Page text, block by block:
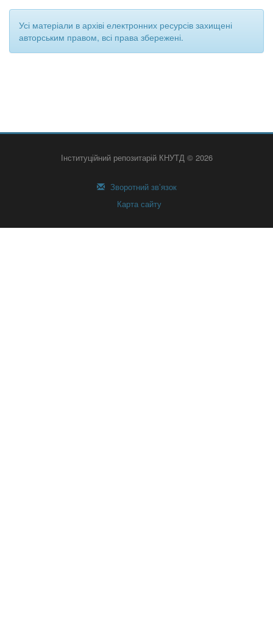
Усі матеріали в архіві електронних ресурсів захищені
авторським правом, всі права збережені.
Інституційний репозитарій КНУТД © 2026
Зворотний зв’язок
Карта сайту